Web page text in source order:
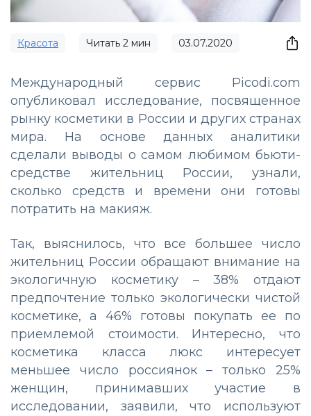
Красота Читать 2 мин 03.07.2020
Международный сервис Picodi.com
опубликовал исследование, посвященное
рынку косметики в России и других странах
мира. На основе данных аналитики
сделали выводы о самом любимом бьюти-
средстве жительниц России, узнали,
сколько средств и времени они готовы
потратить на макияж.
Так, выяснилось, что все большее число
жительниц России обращают внимание на
экологичную косметику – 38% отдают
предпочтение только экологически чистой
косметике, а 46% готовы покупать ее по
приемлемой стоимости. Интересно, что
косметика класса люкс интересует
меньшее число россиянок – только 25%
женщин, принимавших участие в
исследовании, заявили, что используют